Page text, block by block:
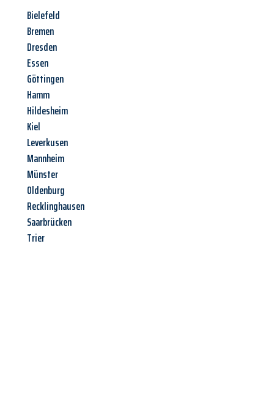
Bielefeld
Bremen
Dresden
Essen
Göttingen
Hamm
Hildesheim
Kiel
Leverkusen
Mannheim
Münster
Oldenburg
Recklinghausen
Saarbrücken
Trier